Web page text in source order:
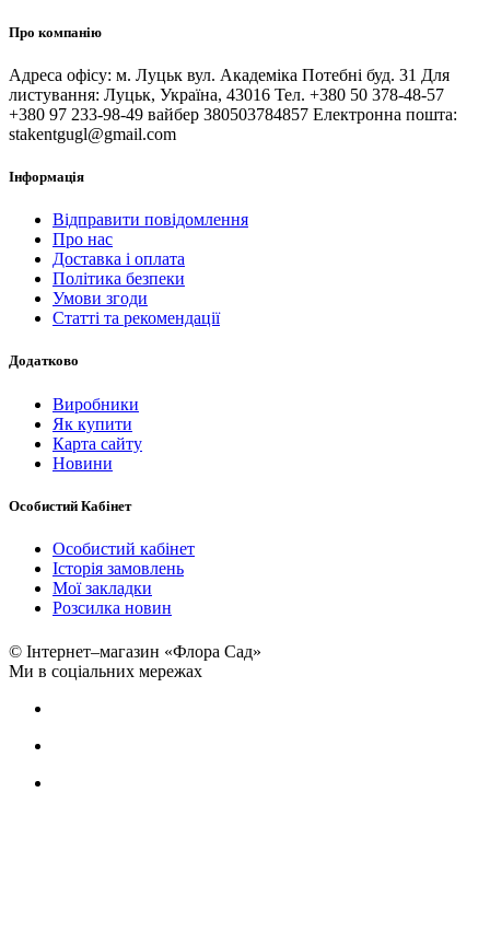
Про компанію
Адреса офісу: м. Луцьк вул. Академіка Потебні буд. 31 Для
листування: Луцьк, Україна, 43016 Тел. +380 50 378-48-57
+380 97 233-98-49 вайбер 380503784857 Електронна пошта:
stakentgugl@gmail.com
Інформація
Відправити повідомлення
Про нас
Доставка і оплата
Політика безпеки
Умови згоди
Статті та рекомендації
Додатково
Виробники
Як купити
Карта сайту
Новини
Особистий Кабінет
Особистий кабінет
Історія замовлень
Мої закладки
Розсилка новин
© Інтернет–магазин «Флора Сад»
Ми в соціальних мережах